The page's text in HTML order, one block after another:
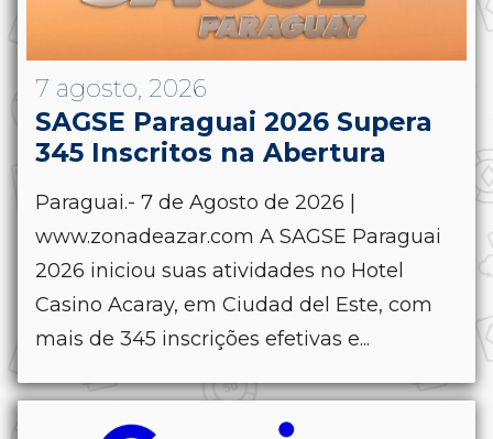
7 agosto, 2026
SAGSE Paraguai 2026 Supera
345 Inscritos na Abertura
Paraguai.- 7 de Agosto de 2026 |
www.zonadeazar.com A SAGSE Paraguai
2026 iniciou suas atividades no Hotel
Casino Acaray, em Ciudad del Este, com
mais de 345 inscrições efetivas e...